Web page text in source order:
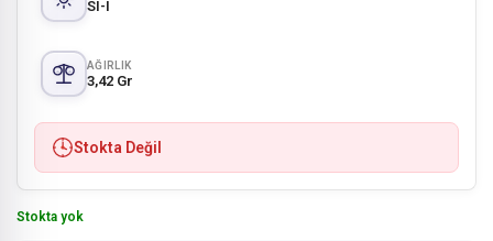
SI-I
AĞIRLIK
3,42 Gr
Stokta Değil
Stokta yok